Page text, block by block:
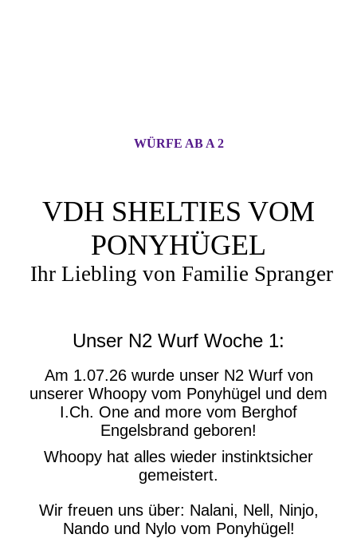
WÜRFE AB A 2
VDH SHELTIES VOM
PONYHÜGEL
Ihr Liebling von Familie Spranger
Unser N2 Wurf Woche 1:
Am 1.07.26 wurde unser N2 Wurf von
unserer Whoopy vom Ponyhügel und dem
I.Ch. One and more vom Berghof
Engelsbrand geboren!
Whoopy hat alles wieder instinktsicher
gemeistert.
Wir freuen uns über: Nalani, Nell, Ninjo,
Nando und Nylo vom Ponyhügel!